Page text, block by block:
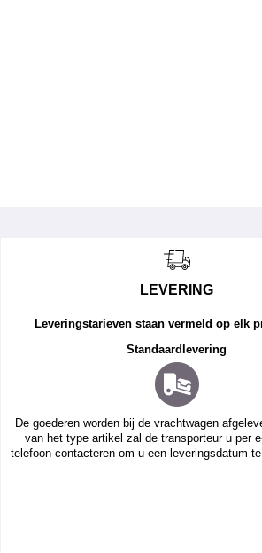
LEVERING
Leveringstarieven staan vermeld op elk
Standaardlevering
De goederen worden bij de vrachtwagen
van het type artikel zal de transporteur u per
telefoon contacteren om u een leveringsdatum